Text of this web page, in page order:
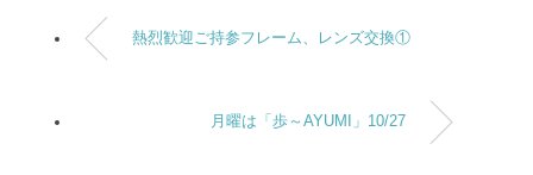
熱烈歓迎ご持参フレーム、レンズ交換①
月曜は「歩～AYUMI」10/27